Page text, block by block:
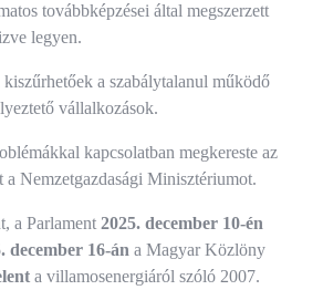
továbbképzései által megszerzett
legyen.
a szabálytalanul működő
vállalkozások.
kapcsolatban megkereste az
Nemzetgazdasági Minisztériumot.
a Parlament 2025. december 10-én
december 16-án a Magyar Közlöny
a villamosenergiáról szóló 2007.